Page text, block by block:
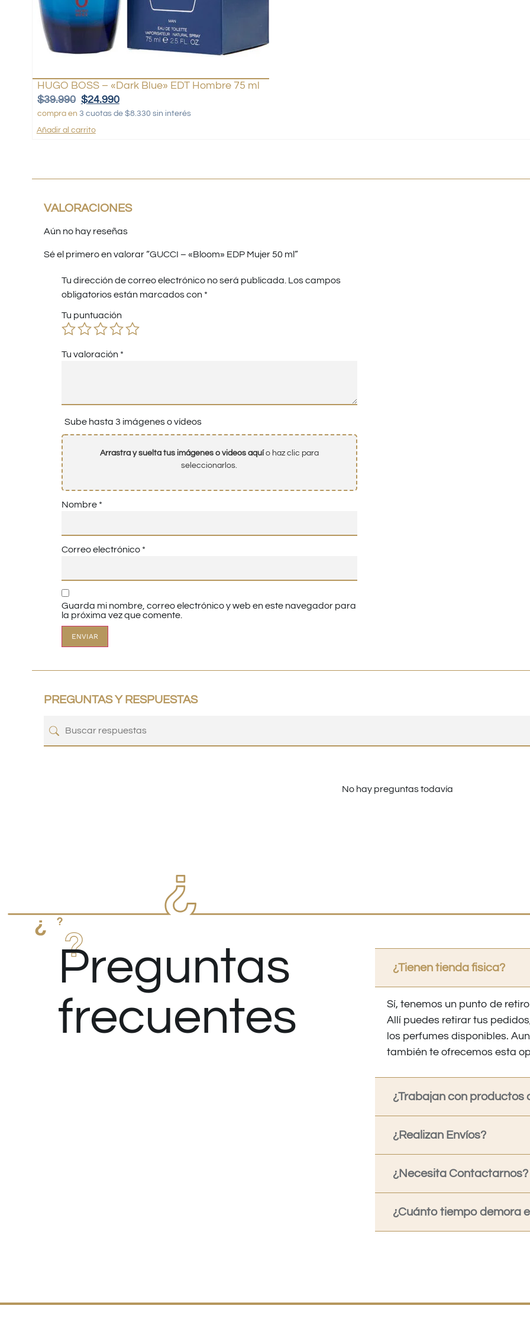
HUGO BOSS – «Dark Blue» EDT Hombre 75 ml
$39.990 $24.990
compra en 3 cuotas de $8.330 sin interés
Añadir al carrito
VALORACIONES
Aún no hay reseñas
Sé el primero en valorar “GUCCI – «Bloom» EDP Mujer 50 ml”
Tu dirección de correo electrónico no será publicada. Los campos
obligatorios están marcados con *
Tu puntuación
Tu valoración *
Sube hasta 3 imágenes o vídeos
Arrastra y suelta tus imágenes o videos aquío haz clic para
seleccionarlos.
Nombre *
Correo electrónico *
Guarda mi nombre, correo electrónico y web en este navegador para
la próxima vez que comente.
PREGUNTAS Y RESPUESTAS
No hay preguntas todavía
Preguntas
frecuentes
¿Tienen tienda fisica?
Sí, tenemos un punto de
Allí puedes retirar tus
los perfumes disponibles.
también te ofrecemos esta
¿Trabajan con productos
¿Realizan Envíos?
¿Necesita Contactarnos?
¿Cuánto tiempo demora